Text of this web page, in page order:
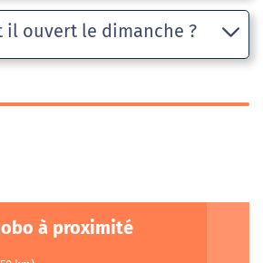
il ouvert le dimanche ?
à proximité